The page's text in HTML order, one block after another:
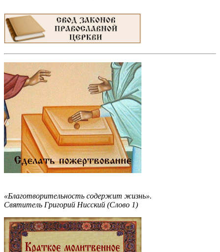
«Благотворительность содержит жизнь».
Святитель Григорий Нисский (Слово 1)